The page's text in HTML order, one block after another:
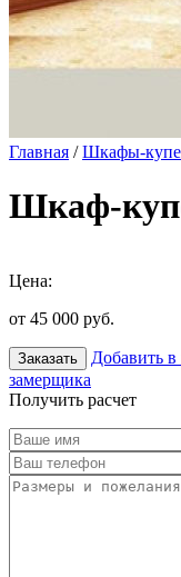
Главная /Шкафы-купе
Шкаф-
Цена:
от 45 000 руб.
Заказать Добавить в
замерщика
Получить расчет